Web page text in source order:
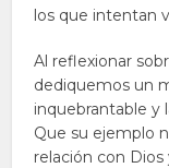
los que intentan
Al reflexionar
dediquemos un
inquebrantable y
Que su ejemplo
relación con